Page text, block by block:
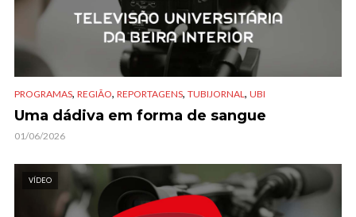
PROGRAMAS, REGIÃO, REPORTAGENS, TUBIJORNAL, UBI
Uma dádiva em forma de sangue
01/06/2026
VÍDEO